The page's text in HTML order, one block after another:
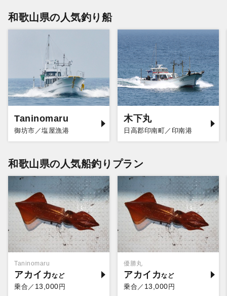
和歌山県の人気釣り船
Taninomaru
御坊市／塩屋漁港
木下丸
日高郡印南町／印南港
和歌山県の人気船釣りプラン
Taninomaru
アカイカ
乗合／ 13,000円
優勝丸
アカイカ
乗合／ 13,000円